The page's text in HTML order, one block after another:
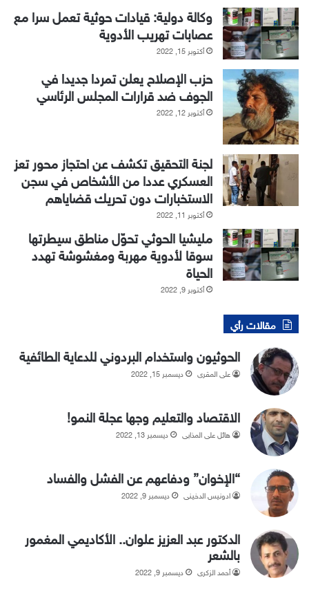
وكالة دولية: قيادات حوثية تعمل سرا مع
عصابات تهريب الأدوية
أكتوبر 15, 2022
حزب الإصلاح يعلن تمردا جديدا في
الجوف ضد قرارات المجلس الرئاسي
أكتوبر 12, 2022
لجنة التحقيق تكشف عن احتجاز محور تعز
العسكري عددا من الأشخاص في سجن
الاستخبارات دون تحريك قضاياهم
أكتوبر 11, 2022
مليشيا الحوثي تحوّل مناطق سيطرتها
سوقا لأدوية مهربة ومغشوشة تهدد
الحياة
أكتوبر 9, 2022
مقالات رأي
الحوثيون واستخدام البردوني للدعاية الطائفية
علي المقري ديسمبر 15, 2022
الاقتصاد والتعليم وجها عجلة النمو!
هائل علي المذابي ديسمبر 13, 2022
“الإخوان” ودفاعهم عن الفشل والفساد
ادونيس الدخيني ديسمبر 9, 2022
الدكتور عبد العزيز علوان.. الأكاديمي المغمور
بالشعر
أحمد الزكري ديسمبر 9, 2022